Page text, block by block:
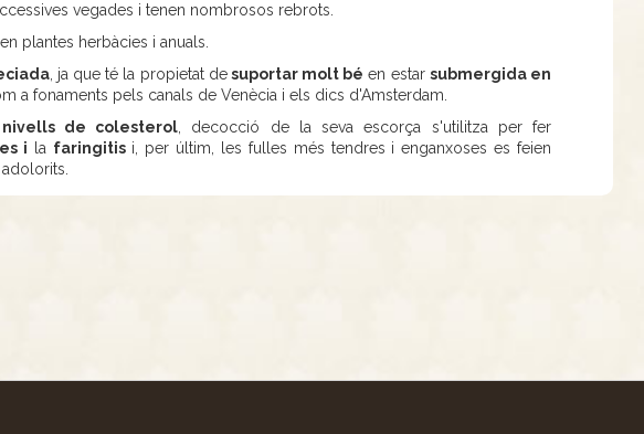
vegades i tenen nombrosos rebrots.
en plantes herbàcies i anuals.
, ja que té la propietat desuportar molt bé en estar submergida en
a fonaments pels canals de Venècia i els dics d'Amsterdam.
de colesterol , decocció de la seva escorça s'utilitza per fer
i la faringitisi, per últim, les fulles més tendres i enganxoses es feien